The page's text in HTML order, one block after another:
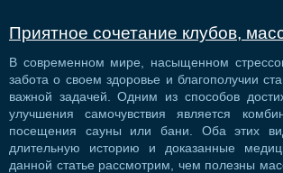
Приятное сочетание клубов,
В современном мире, насыщенном
забота о своем здоровье и благополучии
важной задачей. Одним из способов
улучшения самочувствия является
посещения сауны или бани. Оба этих
длительную историю и доказанные
данной статье рассмотрим, чем полезны